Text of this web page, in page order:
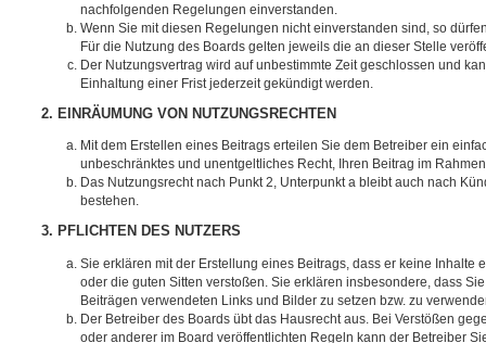
nachfolgenden Regelungen einverstanden.
Wenn Sie mit diesen Regelungen nicht einverstanden sind, so
Für die Nutzung des Boards gelten jeweils die an dieser Stelle
Der Nutzungsvertrag wird auf unbestimmte Zeit geschlossen und
Einhaltung einer Frist jederzeit gekündigt werden.
2. EINRÄUMUNG VON NUTZUNGSRECHTEN
Mit dem Erstellen eines Beitrags erteilen Sie dem Betreiber ein
unbeschränktes und unentgeltliches Recht, Ihren Beitrag im
Das Nutzungsrecht nach Punkt 2, Unterpunkt a bleibt auch nach
bestehen.
3. PFLICHTEN DES NUTZERS
Sie erklären mit der Erstellung eines Beitrags, dass er keine Inhalte
oder die guten Sitten verstoßen. Sie erklären insbesondere, dass
Beiträgen verwendeten Links und Bilder zu setzen bzw. zu
Der Betreiber des Boards übt das Hausrecht aus. Bei Verstößen
oder anderer im Board veröffentlichten Regeln kann der Betreiber